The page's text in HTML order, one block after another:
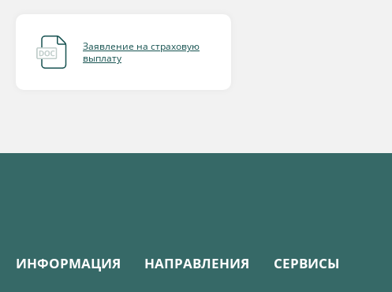
Заявление на страховую
выплату
ИНФОРМАЦИЯ НАПРАВЛЕНИЯ СЕРВИСЫ